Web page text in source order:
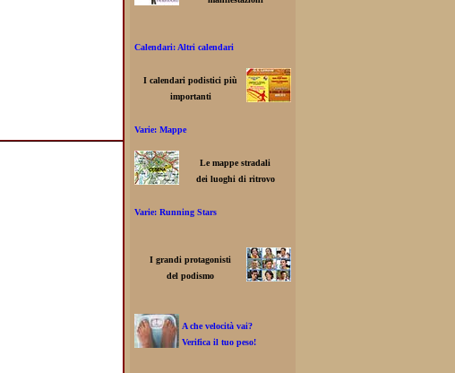
Calendari: Altri calendari
I calendari podistici più
importanti
Varie: Mappe
Le mappe stradali
dei luoghi di ritrovo
Varie: Running Stars
I grandi protagonisti
del podismo
A che velocità vai?
Verifica il tuo peso!